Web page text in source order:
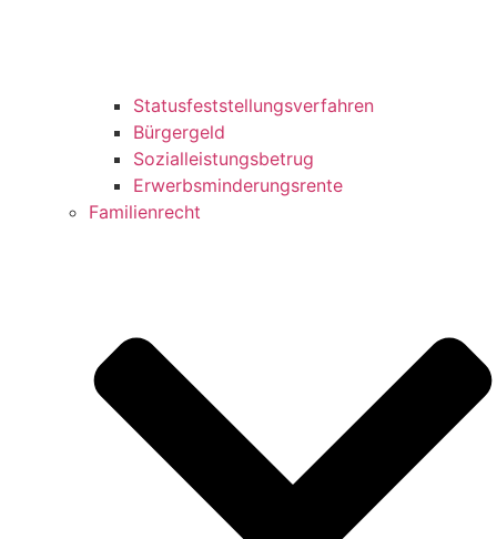
Statusfeststellungsverfahren
Bürgergeld
Sozialleistungsbetrug
Erwerbsminderungsrente
Familienrecht